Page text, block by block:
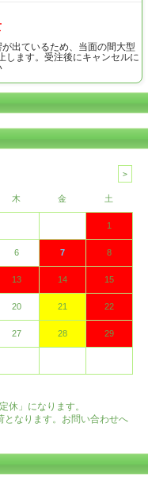
出ているため、当面の間大型
します。受注後にキャンセルに
木 金 土
1
6 7 8
13 14 15
20 21 22
27 28 29
休」になります。
となります。お問い合わせへ